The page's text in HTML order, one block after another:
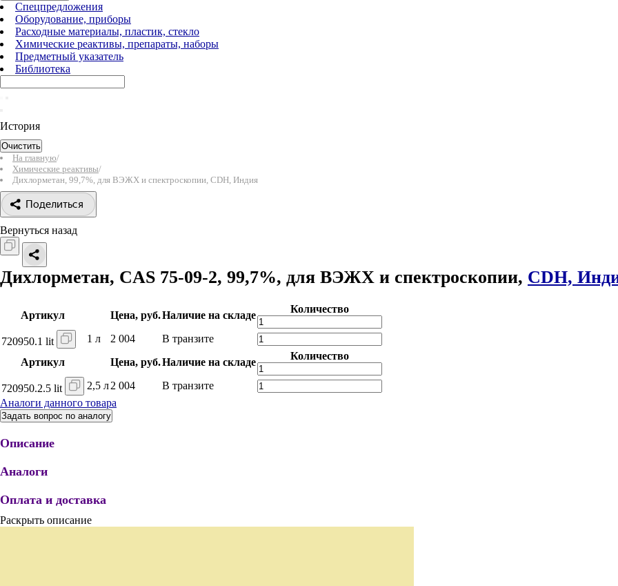
Спецпредложения
Оборудование, приборы
Расходные материалы, пластик, стекло
Химические реактивы, препараты, наборы
Предметный указатель
Библиотека
История
Очистить
На главную/
Химические реактивы/
Дихлорметан, 99,7%, для ВЭЖХ и спектроскопии, CDH, Индия
Поделиться
Вернуться назад
Дихлорметан, CAS 75-09-2, 99,7%, для ВЭЖХ и спектроскопии, CDH,
Артикул Цена, руб.Наличие на складе
Количество
720950.1 lit 1 л 2 004
В транзите
Артикул
Цена, руб.Наличие на складе
Количество
720950.2.5 lit 2,5 л2 004
В транзите
Аналоги данного товара
Задать вопрос по аналогу
Описание
Аналоги
Оплата и доставка
Раскрыть описание